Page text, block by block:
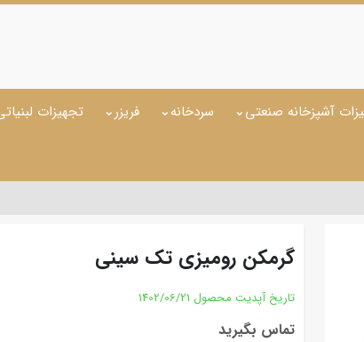
آشپزخانه صنعتی سردخانه فریزر تجهیزات
گرمکن رومیزی تک سینی
تاریخ آپدیت محصول 1402/06/21
تماس بگیرید